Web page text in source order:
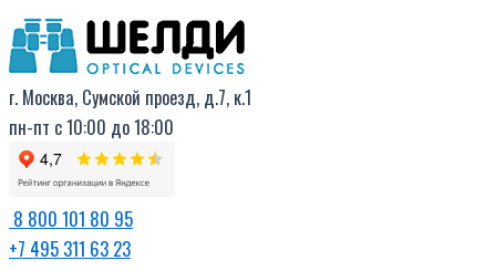
г. Москва, Сумской проезд, д.7, к.1
пн-пт с 10:00 до 18:00
8 800 101 80 95
+7 495 311 63 23